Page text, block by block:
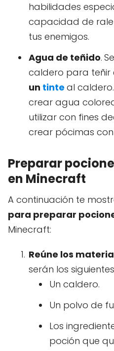
habilidades
capacidad de
tus enemigos.
Agua de teñido.
caldero para teñir
un tinte al
crear agua
utilizar con fines
crear pócimas
Preparar
en Minecraft
A continuación te
para preparar
Minecraft:
Reúne los
serán los
Un caldero.
Un polvo de
Los
poción que